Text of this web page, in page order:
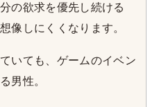
の欲求を優先し続ける
像しにくくなります。
いても、ゲームのイベン
男性。